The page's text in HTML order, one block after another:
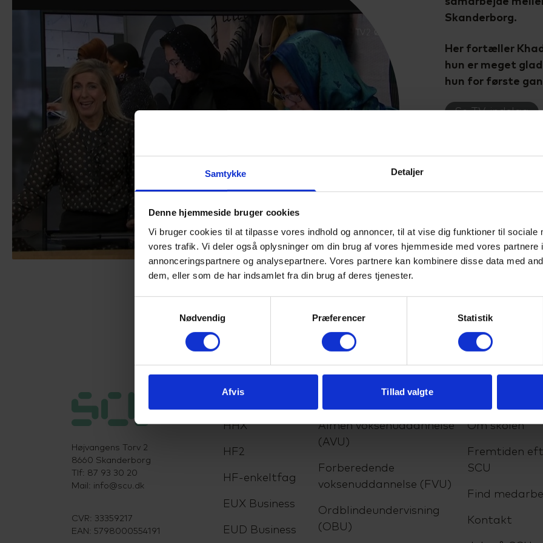
Samtykke Detaljer
Denne hjemmeside bruger cookies
Vi bruger cookies til at tilpasse vores indhold og annoncer, til at vise dig funktioner til sociale
vores trafik. Vi deler også oplysninger om din brug af vores hjemmeside med vores partnere
annonceringspartnere og analysepartnere. Vores partnere kan kombinere disse data med
dem, eller som de har indsamlet fra din brug af deres tjenester.
Nødvendig
Præferencer Statistik
Afvis Tillad valgte
Skanderborg.
Her fortæller
hun er meget
hun for første
Se TV-indslag
Artikel i Uge-
Højvangens Torv 2
8660 Skanderborg
Tlf: 87 93 30 20
Mail: info@scu.dk
CVR: 33359217
EAN: 5798000554191
HHX
HF2
HF-enkeltfag
EUX Business
EUD Business
Almen voksenuddannelse
(AVU)
Forberedende
voksenuddannelse (FVU)
Ordblindeundervisning
(OBU)
Om skolen
Fremtiden
SCU
Find
Kontakt
Ordblindeundervisning (OBU)